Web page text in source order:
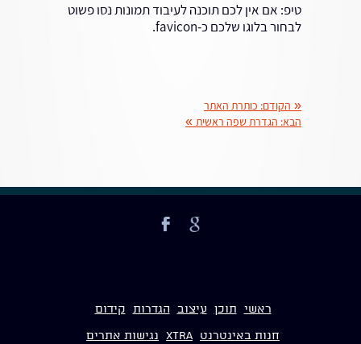
טיפ: אם אין לכם תוכנה לעיבוד תמונות נסו פשוט
לבחור בלוגו שלכם כ-favicon.
« הקודם: כותרת האתר
הבא: הגדרת שפה ראשית »
ראשי תוכן עיצוב הגדרות קידום
חנות באינטרנט Xtra נגישות אתרים